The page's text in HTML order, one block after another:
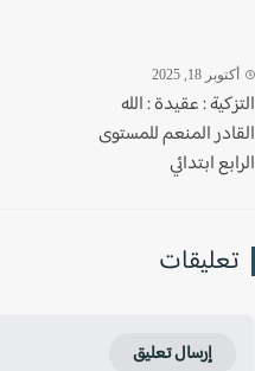
18, 2025
: عقيدة : الله
المنعم للمستوى
ابتدائي
إرسال تعليق